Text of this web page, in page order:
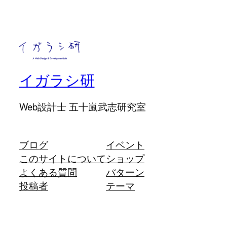
イガラシ研
Web設計士 五十嵐武志研究室
ブログ
このサイトについて
よくある質問
投稿者
イベント
ショップ
パターン
テーマ